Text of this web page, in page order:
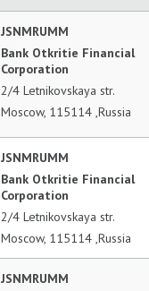
JSNMRUMM
Bank Otkritie Financial
Corporation
2/4 Letnikovskaya str.
Moscow, 115114 ,Russia
JSNMRUMM
Bank Otkritie Financial
Corporation
2/4 Letnikovskaya str.
Moscow, 115114 ,Russia
JSNMRUMM